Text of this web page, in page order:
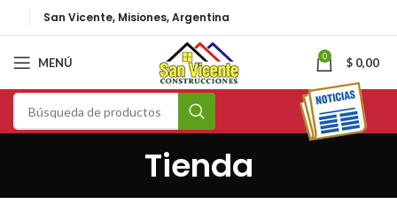
San Vicente, Misiones, Argentina
MENÚ 0 $ 0,00
Tienda